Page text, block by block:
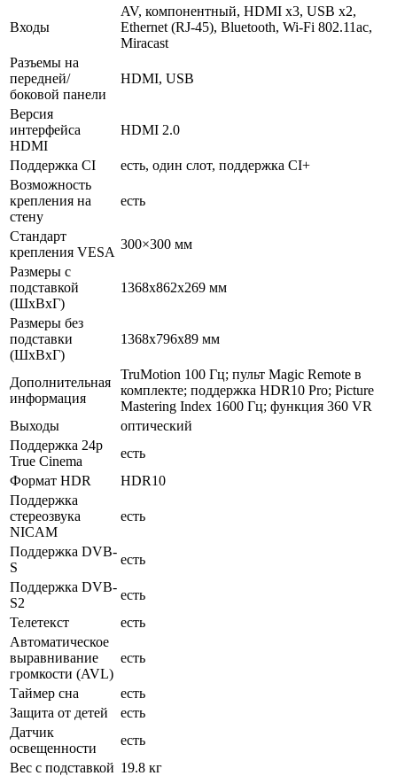
Входы
AV, компонентный, HDMI x3, USB x2,
Ethernet (RJ-45), Bluetooth, Wi-Fi 802.11ac,
Miracast
Разъемы на
передней/
боковой панели
HDMI, USB
Версия
интерфейса
HDMI
HDMI 2.0
Поддержка CI
есть, один слот, поддержка CI+
Возможность
крепления на
стену
есть
Стандарт
крепления VESA
300×300 мм
Размеры с
подставкой
(ШxВxГ)
1368x862x269 мм
Размеры без
подставки
(ШxВxГ)
1368x796x89 мм
Дополнительная
информация
TruMotion 100 Гц; пульт Magic Remote в
комплекте; поддержка HDR10 Pro; Picture
Mastering Index 1600 Гц; функция 360 VR
Выходы
оптический
Поддержка 24p
True Cinema
есть
Формат HDR
HDR10
Поддержка
стереозвука
NICAM
есть
Поддержка DVB-
S
есть
Поддержка DVB-
S2
есть
Телетекст
есть
Автоматическое
выравнивание
громкости (AVL)
есть
Таймер сна
есть
Защита от детей
есть
Датчик
освещенности
есть
Вес с подставкой 19.8 кг